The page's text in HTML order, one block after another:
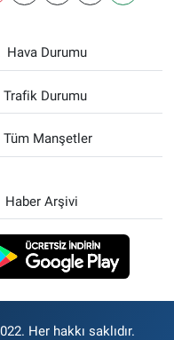
Hava Durumu
Trafik Durumu
Tüm Manşetler
Haber Arşivi
Her hakkı saklıdır.